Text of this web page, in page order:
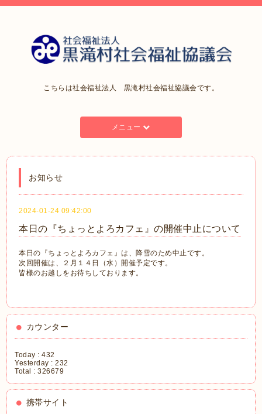
こちらは社会福祉法人 黒滝村社会福祉協議会です。
メニュー
お知らせ
2024-01-24 09:42:00
本日の『ちょっとよろカフェ』の開催中止について
本日の『ちょっとよろカフェ』は、降雪のため中止です。
次回開催は、２月１４日（水）開催予定です。
皆様のお越しをお待ちしております。
カウンター
Today :432
Yesterday :232
Total :326679
携帯サイト